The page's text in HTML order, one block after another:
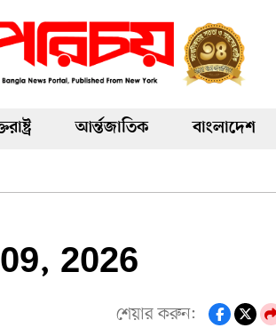
আর্ন্তজাতিক বাংলাদেশ
2026
শেয়ার করুন: